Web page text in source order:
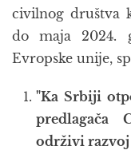
civilnog društva
do maja 2024.
Evropske unije,
"Ka Srbiji
predlagača
održivi razvoj